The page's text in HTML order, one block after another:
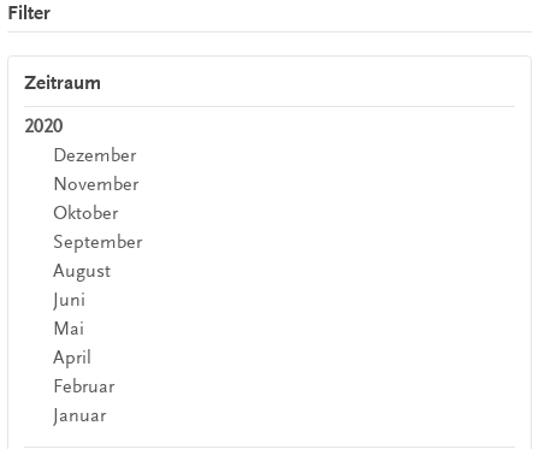
Filter
Zeitraum
2020
Dezember
November
Oktober
September
August
Juni
Mai
April
Februar
Januar